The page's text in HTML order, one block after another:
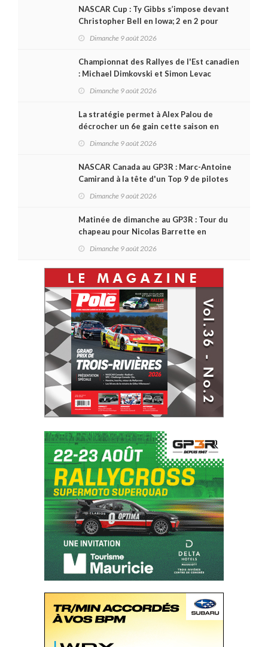
NASCAR Cup : Ty Gibbs s’impose devant
Christopher Bell en Iowa; 2 en 2 pour
Dimanche 9 août 2026
Championnat des Rallyes de l'Est canadien
: Michael Dimkovski et Simon Levac
Dimanche 9 août 2026
La stratégie permet à Alex Palou de
décrocher un 6e gain cette saison en
Dimanche 9 août 2026
NASCAR Canada au GP3R : Marc-Antoine
Camirand à la tête d'un Top 9 de pilotes
Dimanche 9 août 2026
Matinée de dimanche au GP3R : Tour du
chapeau pour Nicolas Barrette en
Dimanche 9 août 2026